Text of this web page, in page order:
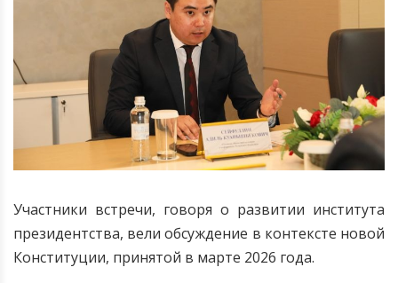
Участники встречи, говоря о развитии института
президентства, вели обсуждение в контексте новой
Конституции, принятой в марте 2026 года.